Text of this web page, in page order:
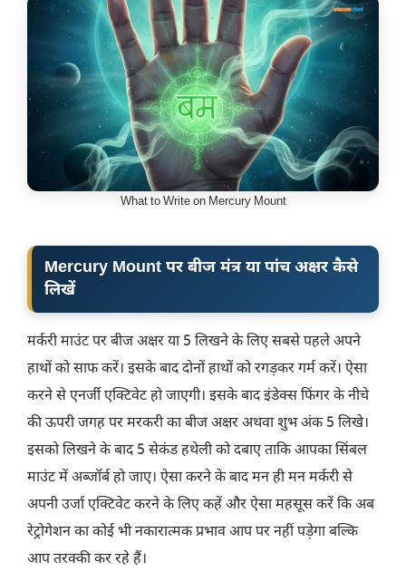
What to Write on Mercury Mount
Mercury Mount पर बीज मंत्र या पांच अक्षर कैसे
लिखें
मर्करी माउंट पर बीज अक्षर या 5 लिखने के लिए सबसे पहले अपने
हाथों को साफ करें। इसके बाद दोनों हाथों को रगड़कर गर्म करें। ऐसा
करने से एनर्जी एक्टिवेट हो जाएगी। इसके बाद इंडेक्स फिंगर के नीचे
की ऊपरी जगह पर मरकरी का बीज अक्षर अथवा शुभ अंक 5 लिखे।
इसको लिखने के बाद 5 सेकंड हथेली को दबाए ताकि आपका सिंबल
माउंट में अब्जॉर्ब हो जाए। ऐसा करने के बाद मन ही मन मर्करी से
अपनी उर्जा एक्टिवेट करने के लिए कहें और ऐसा महसूस करें कि अब
रेट्रोगेशन का कोई भी नकारात्मक प्रभाव आप पर नहीं पड़ेगा बल्कि
आप तरक्की कर रहे हैं।